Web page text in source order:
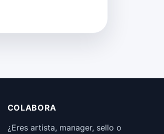
COLABORA
¿Eres artista, manager, sello o